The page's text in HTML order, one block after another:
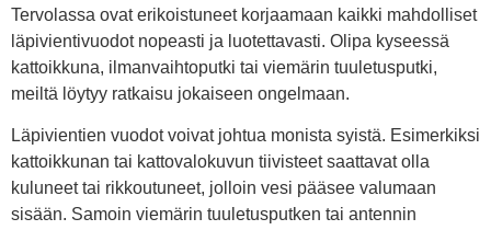
Tervolassa ovat erikoistuneet korjaamaan kaikki mahdolliset
läpivientivuodot nopeasti ja luotettavasti. Olipa kyseessä
kattoikkuna, ilmanvaihtoputki tai viemärin tuuletusputki,
meiltä löytyy ratkaisu jokaiseen ongelmaan.
Läpivientien vuodot voivat johtua monista syistä. Esimerkiksi
kattoikkunan tai kattovalokuvun tiivisteet saattavat olla
kuluneet tai rikkoutuneet, jolloin vesi pääsee valumaan
sisään. Samoin viemärin tuuletusputken tai antennin